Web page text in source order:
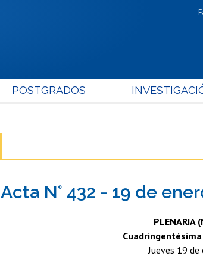
POSTGRADOS
Acta N° 432 - 19 de
PLENARIA
Jueves 19